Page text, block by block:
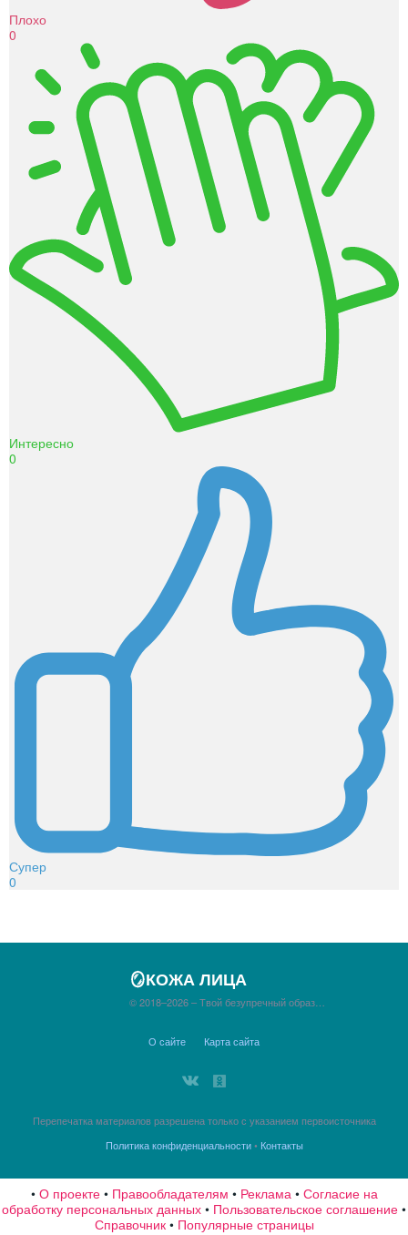
Плохо
0
Интересно
0
Супер
0
🪞КОЖА ЛИЦА
© 2018–2026 – Твой безупречный образ…
О сайте Карта сайта
Перепечатка материалов разрешена только с указанием первоисточника
Политика конфиденциальности• Контакты
• О проекте• Правообладателям • Реклама• Согласие на
обработку персональных данных • Пользовательское соглашение •
Справочник• Популярные страницы